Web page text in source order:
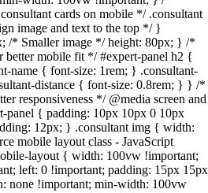
cards on mobile */ .consultant
image and text to the top */ }
/* Smaller image */ height: 80px; } /*
better mobile fit */ #expert-panel h2 {
name { font-size: 1rem; } .consultant-
distance { font-size: 0.8rem; } } /*
responsiveness */ @media screen and
panel { padding: 10px 10px 0 10px
12px; } .consultant img { width:
mobile layout class - JavaScript
layout { width: 100vw !important;
left: 0 !important; padding: 15px 15px
none !important; min-width: 100vw